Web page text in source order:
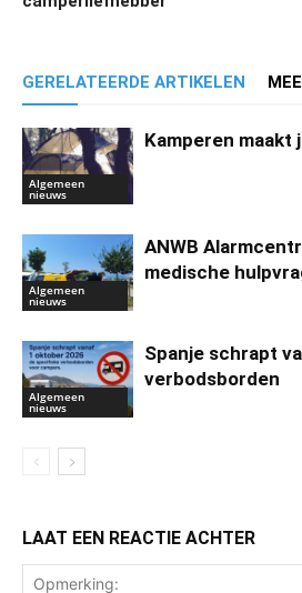
GERELATEERDE ARTIKELEN
Algemeen
nieuws
Kamperen maakt
Algemeen
nieuws
ANWB
medische
Algemeen
nieuws
Spanje schrapt
verbodsborden
LAAT EEN REACTIE ACHTER